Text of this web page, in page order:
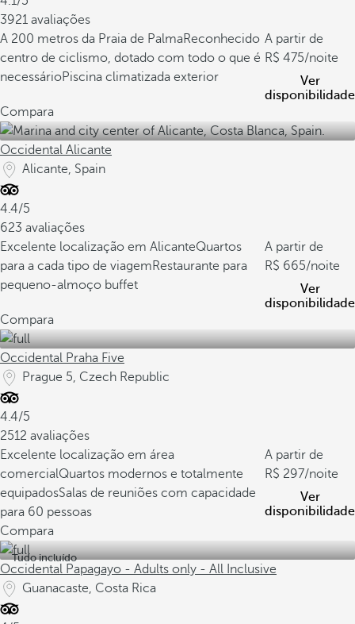
3921 avaliações
A 200 metros da Praia de PalmaReconhecido
centro de ciclismo, dotado com todo o que é
necessárioPiscina climatizada exterior
A partir de
475/noite
Ver
disponibilidade
Compara
Occidental Alicante
Alicante, Spain
4.4/5
623 avaliações
Excelente localização em AlicanteQuartos
para a cada tipo de viagemRestaurante para
pequeno-almoço buffet
A partir de
665/noite
Ver
disponibilidade
Compara
Occidental Praha Five
Prague 5, Czech Republic
4.4/5
2512 avaliações
Excelente localização em área
comercialQuartos modernos e totalmente
equipadosSalas de reuniões com capacidade
para 60 pessoas
A partir de
297/noite
Ver
disponibilidade
Compara
Tudo incluído
Occidental Papagayo - Adults only - All Inclusive
Guanacaste, Costa Rica